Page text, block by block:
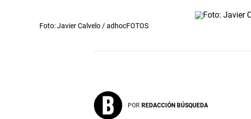
Foto: Javier Calvelo / adhocFOTOS
POR REDACCIÓN BÚSQUEDA